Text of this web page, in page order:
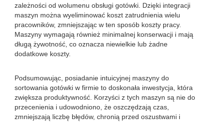
zależności od wolumenu obsługi gotówki. Dzięki integracji
maszyn można wyeliminować koszt zatrudnienia wielu
pracowników, zmniejszając w ten sposób koszty pracy.
Maszyny wymagają również minimalnej konserwacji i mają
długą żywotność, co oznacza niewielkie lub żadne
dodatkowe koszty.
Podsumowując, posiadanie intuicyjnej maszyny do
sortowania gotówki w firmie to doskonała inwestycja, która
zwiększa produktywność. Korzyści z tych maszyn są nie do
przecenienia i udowodniono, że oszczędzają czas,
zmniejszają liczbę błędów, chronią przed oszustwami i